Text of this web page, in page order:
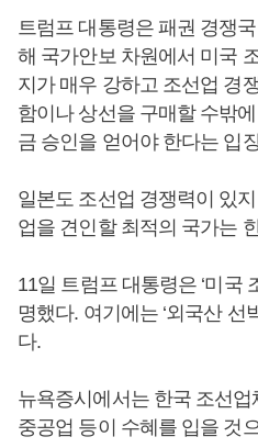
트럼프 대통령은 패권 경쟁
해 국가안보 차원에서 미국
지가 매우 강하고 조선업 경
함이나 상선을 구매할 수밖
금 승인을 얻어야 한다는 입
일본도 조선업 경쟁력이 있
업을 견인할 최적의 국가는
11일 트럼프 대통령은 ‘미국
명했다. 여기에는 ‘외국산 선
다.
뉴욕증시에서는 한국 조선
중공업 등이 수혜를 입을 것